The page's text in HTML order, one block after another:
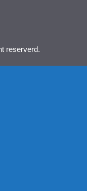
reserverd.